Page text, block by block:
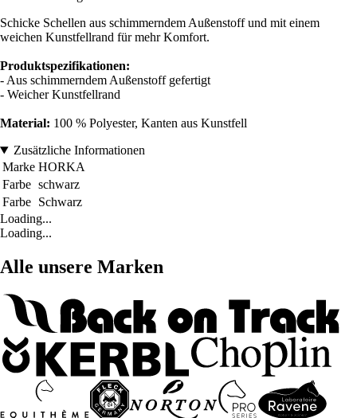
Schicke Schellen aus schimmerndem Außenstoff und mit einem
weichen Kunstfellrand für mehr Komfort.
Produktspezifikationen:
- Aus schimmerndem Außenstoff gefertigt
- Weicher Kunstfellrand
Material: 100 % Polyester, Kanten aus Kunstfell
Zusätzliche Informationen
Marke HORKA
Farbe schwarz
Farbe Schwarz
Loading...
Loading...
Alle unsere Marken